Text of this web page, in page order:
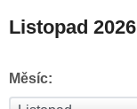
Listopad 2026
Měsíc: